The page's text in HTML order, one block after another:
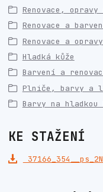
Renovace,
Renovace a
Renovace a
Hladká kůže
Barvení a
Plniče, barvy a
Barvy na hladkou
KE STAŽENÍ